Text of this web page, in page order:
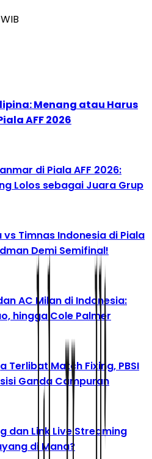
Menang atau Harus
AFF 2026
di Piala AFF 2026:
Lolos sebagai Juara Grup
Timnas Indonesia di Piala
Demi Semifinal!
AC Milan di Indonesia:
hingga Cole Palmer
Terlibat Match Fixing, PBSI
Ganda Campuran
dan Link Live Streaming
di Mana?